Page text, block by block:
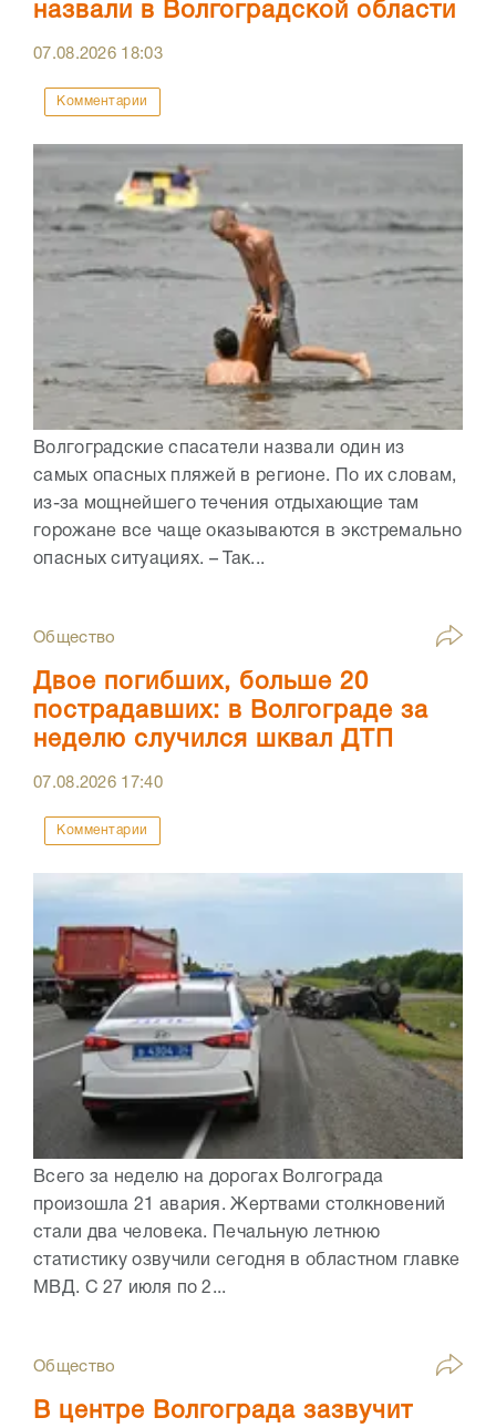
назвали в Волгоградской области
07.08.2026 18:03
Комментарии
Волгоградские спасатели назвали один из
самых опасных пляжей в регионе. По их словам,
из-за мощнейшего течения отдыхающие там
горожане все чаще оказываются в экстремально
опасных ситуациях. – Так...
Общество
Двое погибших, больше 20
пострадавших: в Волгограде за
неделю случился шквал ДТП
07.08.2026 17:40
Комментарии
Всего за неделю на дорогах Волгограда
произошла 21 авария. Жертвами столкновений
стали два человека. Печальную летнюю
статистику озвучили сегодня в областном главке
МВД. С 27 июля по 2...
Общество
В центре Волгограда зазвучит